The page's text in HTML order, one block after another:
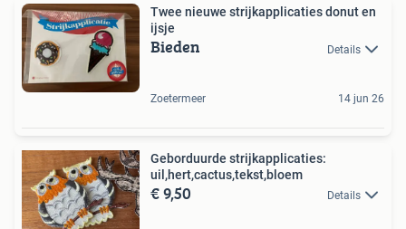
Twee nieuwe strijkapplicaties donut en
ijsje
Bieden Details
Zoetermeer 14 jun 26
Geborduurde strijkapplicaties:
uil,hert,cactus,tekst,bloem
€ 9,50 Details